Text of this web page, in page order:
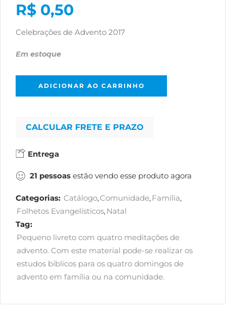
R$ 0,50
Celebrações de Advento 2017
Em estoque
ADICIONAR AO CARRINHO
CALCULAR FRETE E PRAZO
Entrega
21 pessoas estão vendo esse produto agora
Categorias: Catálogo,Comunidade,Família,
Folhetos Evangelísticos,Natal
Tag:
Pequeno livreto com quatro meditações de
advento. Com este material pode-se realizar os
estudos bíblicos para os quatro domingos de
advento em família ou na comunidade.